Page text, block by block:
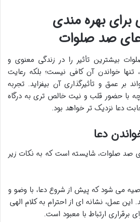
برای بهره مندی
صد صلوات
بیشترین تأثیر را در زندگی معنوی و
تنها خواندن آن کافی نیست؛ بلکه رعایت
بر عمق و تأثیرگذاری آن بیفزاید. تجربه
با حضور قلب و نیت خالص تری به درگاه
دعا نزدیک تر خواهد بود.
دعا
صد صلوات، شایسته است که به نکات زیر
می شود که پیش از شروع دعا، با وضو و
این عمل، نشانه ای از احترام به کلام الهی
برقراری ارتباط با معبود است.